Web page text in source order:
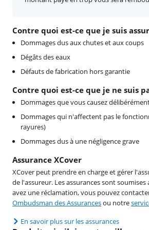
Contre quoi est-ce que je suis
Dommages dus aux chutes et aux coups
Dégâts des eaux
Défauts de fabrication hors garantie
Contre quoi est-ce que je ne suis
Dommages que vous causez
Dommages qui n'affectent pas le
rayures)
Dommages dus à une négligence grave
Assurance XCover
XCover peut prendre en charge et gérer
de l'assureur. Les assurances sont
avez une réclamation, vous pouvez
Ombudsman des Assurancesou notre
En savoir plus sur les assurances